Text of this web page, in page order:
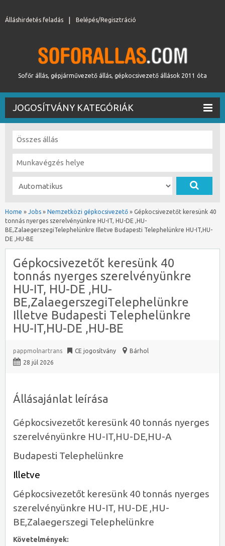
Belépés/Regisztráció
Álláshirdetés feladás
Sofőr állás, gépjárművezető állás, gépkocsivezető állások 2011 óta
JOGOSÍTVÁNY KATEGÓRIÁK
Home » Jobs » Nemzetközi gépkocsivezető » Gépkocsivezetőt keresünk 40
tonnás nyerges szerelvényünkre HU-IT, HU-DE ,HU-
BE,ZalaegerszegiTelephelünkre Illetve Budapesti Telephelünkre HU-IT,HU-
DE ,HU-BE
Gépkocsivezetőt keresünk 40
tonnás nyerges szerelvényünkre
HU-IT, HU-DE ,HU-
BE,ZalaegerszegiTelephelünkre
Illetve Budapesti Telephelünkre
HU-IT,HU-DE ,HU-BE
pappmolnartrans CE jogosítvány
Bárhol
28 júl 2026
Állásajánlat leírása
Gépkocsivezetőt keresünk 40 tonnás nyerges
szerelvényünkre HU-IT,HU-DE,HU-A
Budapesti Telephelünkre
Illetve
Gépkocsivezetőt keresünk 40 tonnás nyerges
szerelvényünkre HU-IT, HU-DE ,HU-
BE,Zalaegerszegi Telephelünkre
Követelmények: